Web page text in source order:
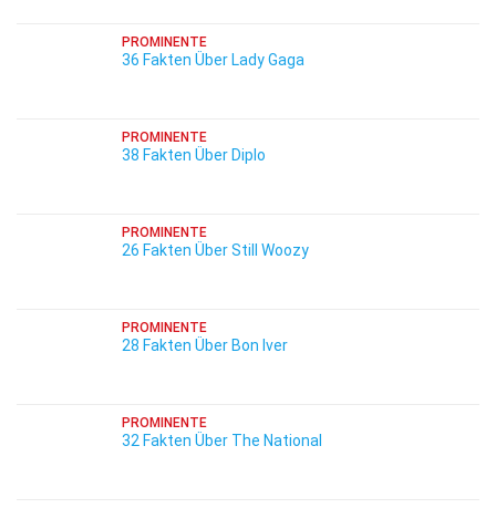
PROMINENTE
36 Fakten Über Lady Gaga
PROMINENTE
38 Fakten Über Diplo
PROMINENTE
26 Fakten Über Still Woozy
PROMINENTE
28 Fakten Über Bon Iver
PROMINENTE
32 Fakten Über The National